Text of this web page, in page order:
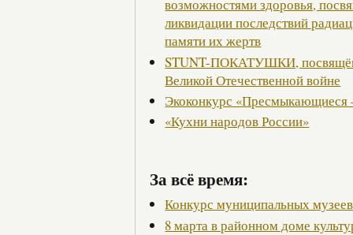
возможностями здоровья,
ликвидации последствий
памяти их жертв
STUNT-ПОКАТУШКИ,
Великой Отечественной войне
Экоконкурс «Пресмыкающиеся
«Кухни народов России»
За всё время:
Конкурс муниципальных музеев
8 марта в районном доме